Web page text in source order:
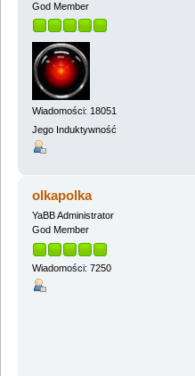
God Member
Wiadomości: 18051
Jego Induktywność
olkapolka
YaBB Administrator
God Member
Wiadomości: 7250